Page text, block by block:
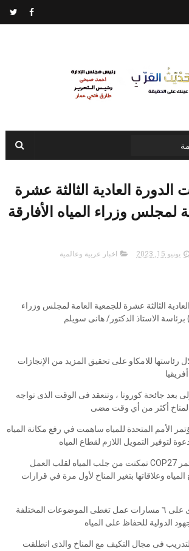
الدورة العادية الثالثة عشرة
لمجلس وزراء المياه الأفارقة
يونيو 15, 2023 اخبار عربية وعالمية
الثالثة عشرة للجمعية العامة لمجلس وزراء
برئاسة الاستاذ الدكتور/ هانى سويلم
للامكاو على تحقيق المزيد من الإنجازات
بعد جائحة كورونا ، وتنعقد فى الوقت الذى تواجه
المناخ أكثر من أي وقت مضى
الأمم المتحدة للمياه ساهمت في رفع مكانة المياه
لتوفير التمويل اللازم لقطاع المياه
- الرئاسة المصرية لمؤتمر COP27 تمكنت من جلب المياه لقلب العمل
وعلاقاتها بتغير المناخ لأول مرة في قرارات
- مبادرة AWARe تحتوى على ٦ مسارات عمل تغطى الموضوعات المختلفة
الدولية للحفاظ على المياه
فى مجال التكيف مع المناخ والذى انطلقت